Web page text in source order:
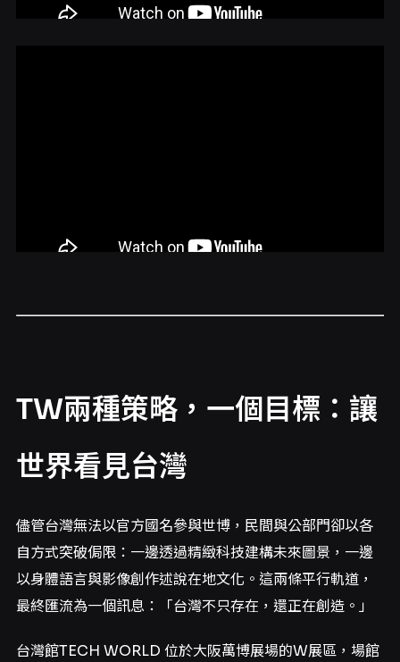
TW兩種策略，一個目標：讓
世界看見台灣
儘管台灣無法以官方國名參與世博，民間與公部門卻以各
自方式突破侷限：一邊透過精緻科技建構未來圖景，一邊
以身體語言與影像創作述說在地文化。這兩條平行軌道，
最終匯流為一個訊息：「台灣不只存在，還正在創造。」
台灣館TECH WORLD 位於大阪萬博展場的W展區，場館